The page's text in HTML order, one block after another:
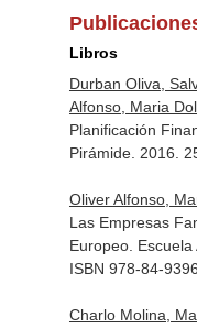
Libros
Durban Oliva,
Alfonso, Maria
Planificación
Pirámide. 2016.
Oliver Alfonso,
Las Empresas
Europeo.
ISBN 978-84-
Charlo Molina,